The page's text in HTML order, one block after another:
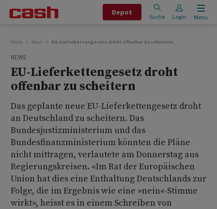
Depot
Suche Login Menu
Home News EU-Lieferkettengesetz droht offenbar zu scheitern
NEWS
EU-Lieferkettengesetz droht
offenbar zu scheitern
Das geplante neue EU-Lieferkettengesetz droht
an Deutschland zu scheitern. Das
Bundesjustizministerium und das
Bundesfinanzministerium könnten die Pläne
nicht mittragen, verlautete am Donnerstag aus
Regierungskreisen. «Im Rat der Europäischen
Union hat dies eine Enthaltung Deutschlands zur
Folge, die im Ergebnis wie eine »nein«-Stimme
wirkt», heisst es in einem Schreiben von